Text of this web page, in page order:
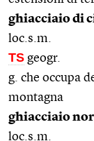
ghiacciaio di
loc.s.m.
TS geogr.
g. che occupa
montagna
ghiacciaio
loc.s.m.